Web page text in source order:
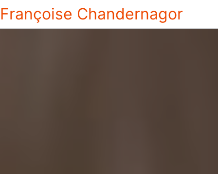
Françoise Chandernagor